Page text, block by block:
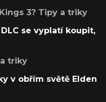
3? Tipy a triky
se vyplatí koupit,
triky
v obřím světě Elden